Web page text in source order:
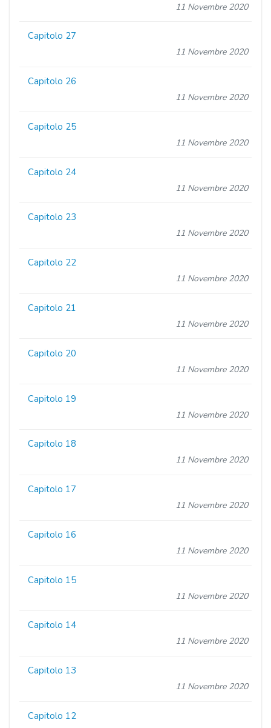
11 Novembre 2020
Capitolo 27
11 Novembre 2020
Capitolo 26
11 Novembre 2020
Capitolo 25
11 Novembre 2020
Capitolo 24
11 Novembre 2020
Capitolo 23
11 Novembre 2020
Capitolo 22
11 Novembre 2020
Capitolo 21
11 Novembre 2020
Capitolo 20
11 Novembre 2020
Capitolo 19
11 Novembre 2020
Capitolo 18
11 Novembre 2020
Capitolo 17
11 Novembre 2020
Capitolo 16
11 Novembre 2020
Capitolo 15
11 Novembre 2020
Capitolo 14
11 Novembre 2020
Capitolo 13
11 Novembre 2020
Capitolo 12